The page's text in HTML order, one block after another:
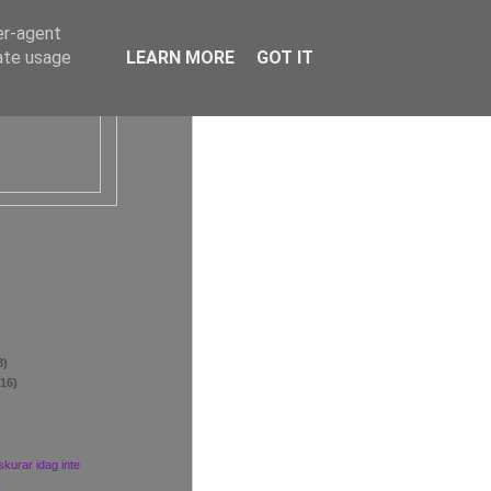
idag inte
agent
usage
LEARN MORE GOT IT